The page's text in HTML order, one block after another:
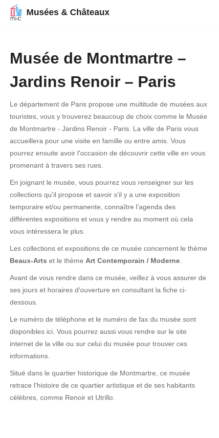
Musées & Châteaux
Musée de Montmartre –
Jardins Renoir – Paris
Le département de Paris propose une multitude de musées aux
touristes, vous y trouverez beaucoup de choix comme le Musée
de Montmartre - Jardins Renoir - Paris. La ville de Paris vous
accueillera pour une visite en famille ou entre amis. Vous
pourrez ensuite avoir l'occasion de découvrir cette ville en vous
promenant à travers ses rues.
En joignant le musée, vous pourrez vous renseigner sur les
collections qu'il propose et savoir s'il y a une exposition
temporaire et/ou permanente, connaître l'agenda des
différentes expositions et vous y rendre au moment où cela
vous intéressera le plus.
Les collections et expositions de ce musée concernent le thème
Beaux-Arts et le thème Art Contemporain / Moderne
Avant de vous rendre dans ce musée, veillez à vous assurer de
ses jours et horaires d'ouverture en consultant la fiche ci-
dessous.
Le numéro de téléphone et le numéro de fax du musée sont
disponibles ici. Vous pourrez aussi vous rendre sur le site
internet de la ville ou sur celui du musée pour trouver ces
informations.
Situé dans le quartier historique de Montmartre, ce musée
retrace l'histoire de ce quartier artistique et de ses habitants
célèbres, comme Renoir et Utrillo.